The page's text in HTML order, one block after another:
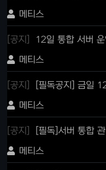
메티스
[공지]
12일 통합 서버
메티스
[공지]
[필독공지] 금일
메티스
[공지]
[필독]서버 통합
메티스